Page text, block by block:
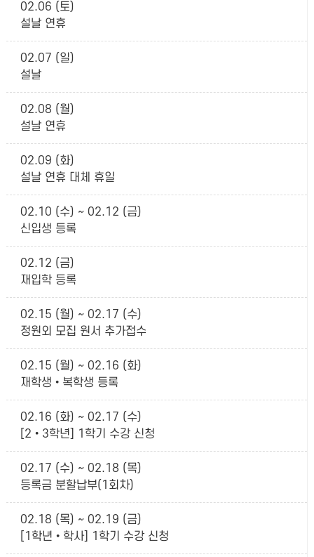
02.06 (토)
설날 연휴
02.07 (일)
설날
02.08 (월)
설날 연휴
02.09 (화)
설날 연휴 대체 휴일
02.10 (수) ~ 02.12 (금)
신입생 등록
02.12 (금)
재입학 등록
02.15 (월) ~ 02.17 (수)
정원외 모집 원서 추가접수
02.15 (월) ~ 02.16 (화)
재학생•복학생 등록
02.16 (화) ~ 02.17 (수)
[2•3학년] 1학기 수강 신청
02.17 (수) ~ 02.18 (목)
등록금 분할납부(1회차)
02.18 (목) ~ 02.19 (금)
[1학년•학사] 1학기 수강 신청